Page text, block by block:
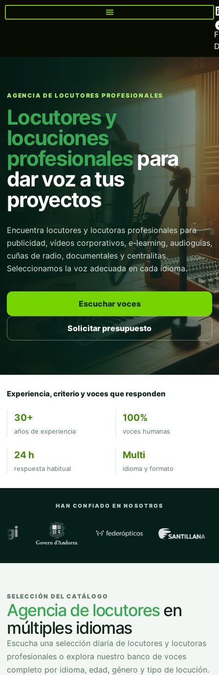
AGENCIA DE LOCUTORES PROFESIONALES
Locutores y
locuciones
profesionalespara
dar voz a tus
proyectos
Encuentra locutores y locutoras profesionales para
publicidad, vídeos corporativos, e-learning, audioguías,
cuñas de radio, documentales y centralitas.
Seleccionamos la voz adecuada en cada idioma.
Escuchar voces
Solicitar presupuesto
Experiencia, criterio y voces que responden
30+
años de experiencia
100%
voces humanas
24 h
respuesta habitual
Multi
idioma y formato
HAN CONFIADO EN NOSOTROS
Empresas y organizaciones con las
SELECCIÓN DEL CATÁLOGO
Agencia de locutoresen
múltiples idiomas
Escucha una selección diaria de locutores y locutoras
profesionales o explora nuestro banco de voces
completo por idioma, edad, género y tipo de locución.